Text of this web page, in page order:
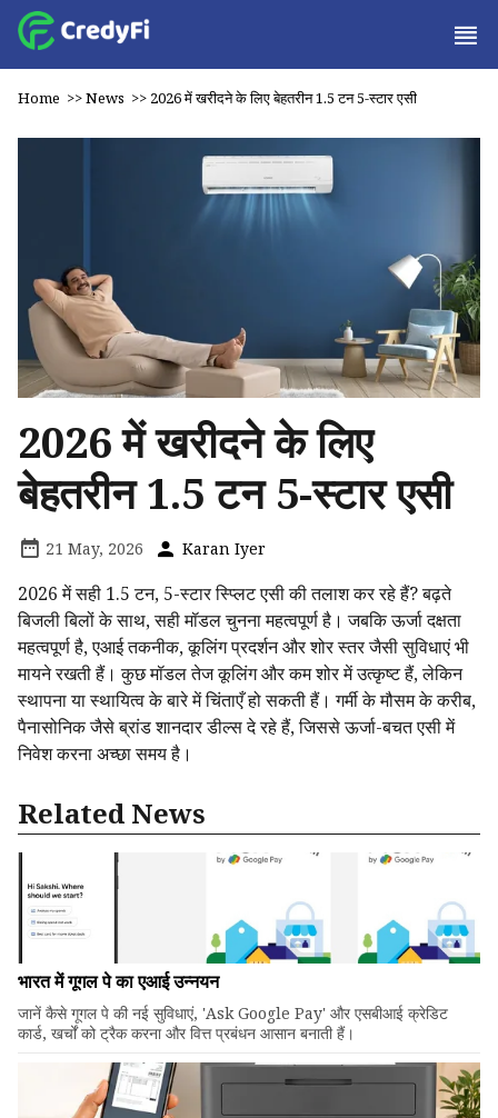
Home >>News >> 2026 में खरीदने के लिए बेहतरीन 1.5 टन 5-स्टार एसी
2026 में खरीदने के लिए
बेहतरीन 1.5 टन 5-स्टार एसी
21 May, 2026 Karan Iyer
2026 में सही 1.5 टन, 5-स्टार स्प्लिट एसी की तलाश कर रहे हैं? बढ़ते
बिजली बिलों के साथ, सही मॉडल चुनना महत्वपूर्ण है। जबकि ऊर्जा दक्षता
महत्वपूर्ण है, एआई तकनीक, कूलिंग प्रदर्शन और शोर स्तर जैसी सुविधाएं भी
मायने रखती हैं। कुछ मॉडल तेज कूलिंग और कम शोर में उत्कृष्ट हैं, लेकिन
स्थापना या स्थायित्व के बारे में चिंताएँ हो सकती हैं। गर्मी के मौसम के करीब,
पैनासोनिक जैसे ब्रांड शानदार डील्स दे रहे हैं, जिससे ऊर्जा-बचत एसी में
निवेश करना अच्छा समय है।
Related News
भारत में गूगल पे का एआई उन्नयन
जानें कैसे गूगल पे की नई सुविधाएं, 'Ask Google Pay' और एसबीआई क्रेडिट
कार्ड, खर्चों को ट्रैक करना और वित्त प्रबंधन आसान बनाती हैं।